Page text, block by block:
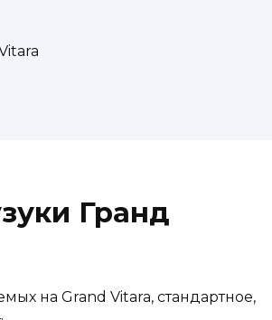
Гранд
на Grand Vitara, стандартное,